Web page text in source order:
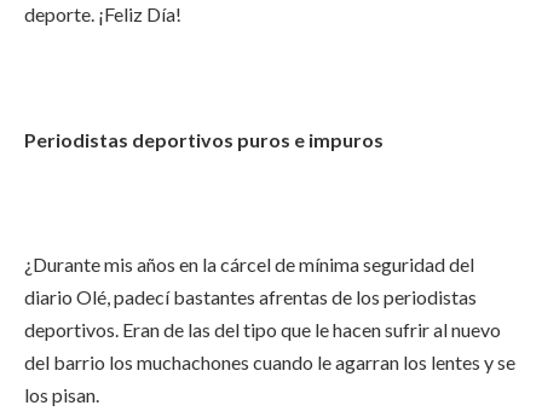
deporte. ¡Feliz Día!
Periodistas deportivos puros e impuros
¿Durante mis años en la cárcel de mínima seguridad del
diario Olé, padecí bastantes afrentas de los periodistas
deportivos. Eran de las del tipo que le hacen sufrir al nuevo
del barrio los muchachones cuando le agarran los lentes y se
los pisan.